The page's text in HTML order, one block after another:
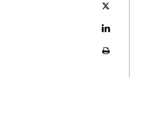
Plattform